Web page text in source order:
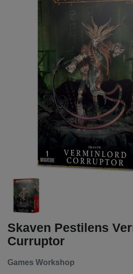
Skaven Pestilens
Curruptor
Games Workshop